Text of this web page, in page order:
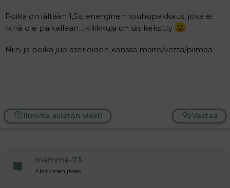
Poika on iältään 1,5v, energinen touhupakkaus, joka ei
ikinä ole paikallaan...ikiliikkuja on siis keksitty
Niin, ja poika juo aterioiden kanssa maito/vettä/piimää
Vastaa
Ilmoita asiaton viesti
mamma-73
Aktiivinen jäsen